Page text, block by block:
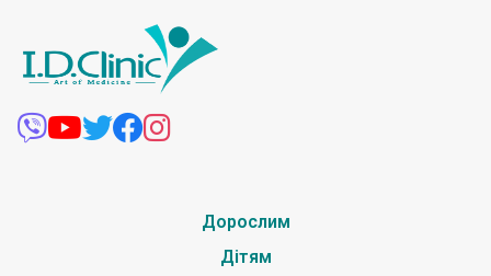
Дорослим
Дітям